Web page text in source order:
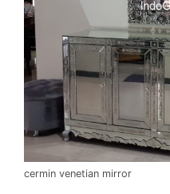
cermin venetian mirror